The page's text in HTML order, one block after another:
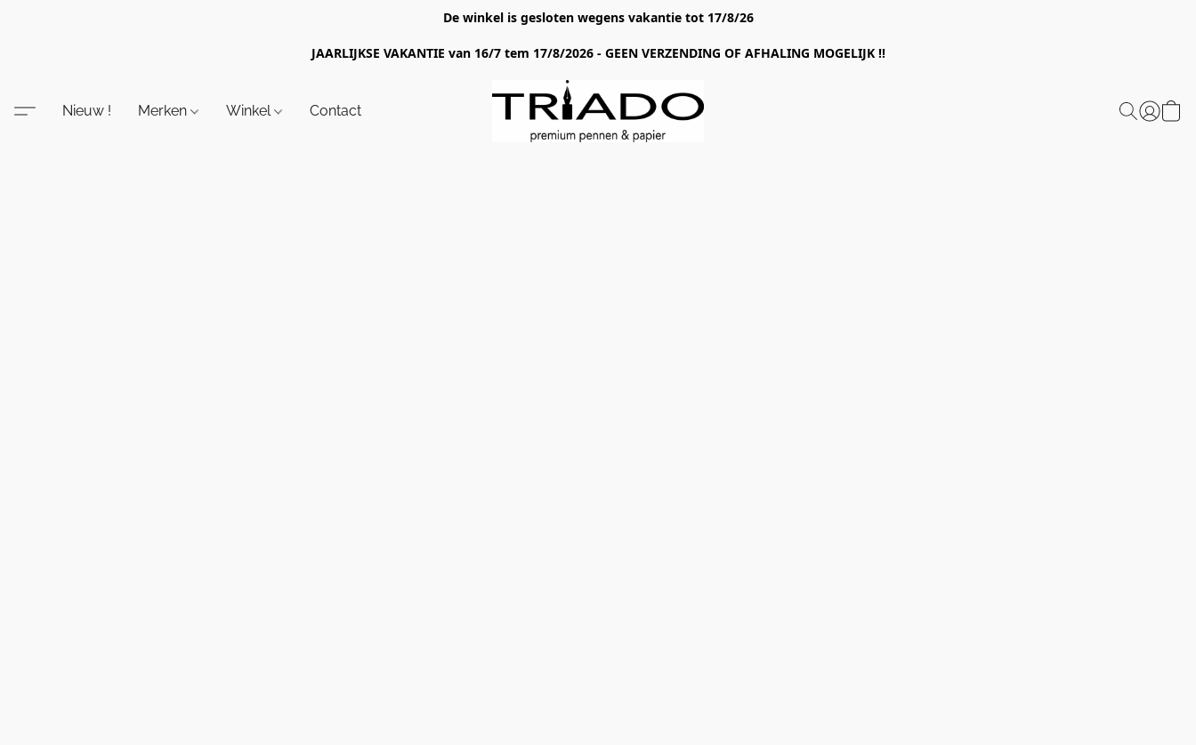
De winkel is gesloten wegens vakantie tot 17/8/26
JAARLIJKSE VAKANTIE van 16/7 tem 17/8/2026 - GEEN VERZENDING OF AFHALING MOGELIJK !!
Nieuw ! Merken Winkel Contact